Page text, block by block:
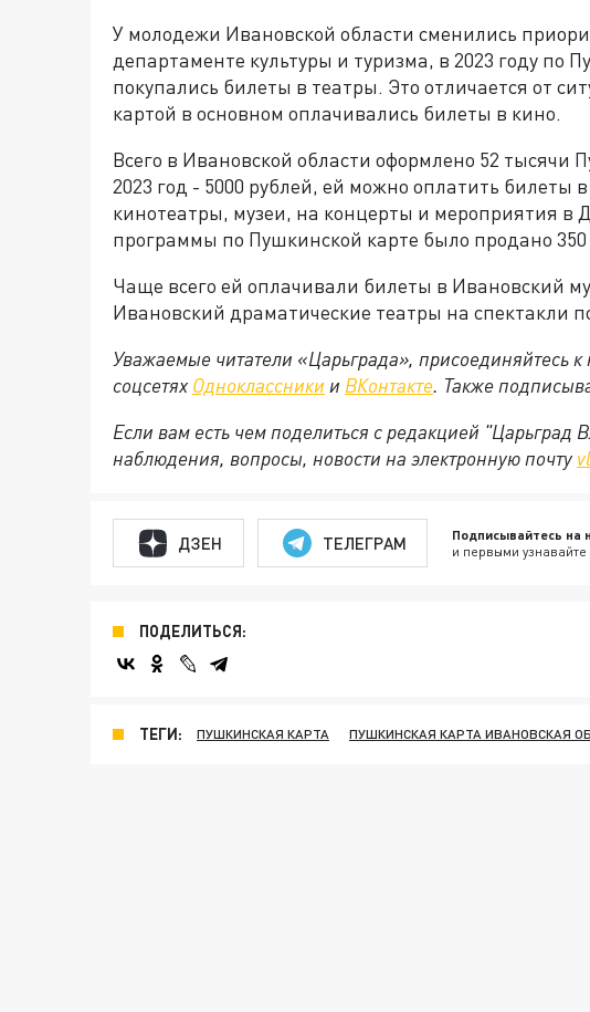
У молодежи Ивановской области сменились
департаменте культуры и туризма, в 2023 году по
покупались билеты в театры. Это отличается от
картой в основном оплачивались билеты в кино.
Всего в Ивановской области оформлено 52
2023 год - 5000 рублей, ей можно оплатить билеты
кинотеатры, музеи, на концерты и мероприятия в
программы по Пушкинской карте было продано 350
Чаще всего ей оплачивали билеты в Ивановский
Ивановский драматические театры на спектакли
Уважаемые читатели «Царьграда», присоединяйтесь к
соцсетях Одноклассники и ВКонтакте. Также
Если вам есть чем поделиться с редакцией
наблюдения, вопросы, новости на электронную почту
ДЗЕН ТЕЛЕГРАМ Подписывайтесь на
и первыми
ПОДЕЛИТЬСЯ:
ТЕГИ: ПУШКИНСКАЯ КАРТА ПУШКИНСКАЯ КАРТА ИВАНОВСКАЯ